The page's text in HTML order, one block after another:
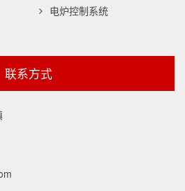
电炉控制系统
联系方式